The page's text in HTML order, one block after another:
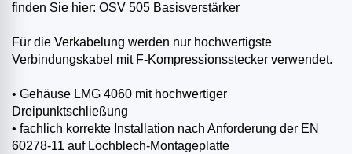
finden Sie hier: OSV 505 Basisverstärker
Für die Verkabelung werden nur hochwertigste
Verbindungskabel mit F-Kompressionsstecker verwendet.
• Gehäuse LMG 4060 mit hochwertiger
Dreipunktschließung
• fachlich korrekte Installation nach Anforderung der EN
60278-11 auf Lochblech-Montageplatte